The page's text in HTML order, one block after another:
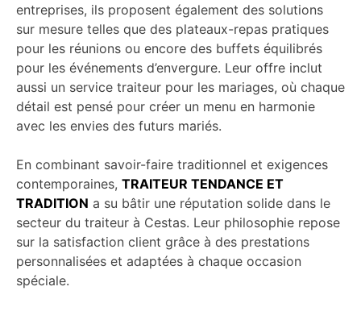
entreprises, ils proposent également des solutions
sur mesure telles que des plateaux-repas pratiques
pour les réunions ou encore des buffets équilibrés
pour les événements d’envergure. Leur offre inclut
aussi un service traiteur pour les mariages, où chaque
détail est pensé pour créer un menu en harmonie
avec les envies des futurs mariés.
En combinant savoir-faire traditionnel et exigences
contemporaines, TRAITEUR TENDANCE ET
TRADITION a su bâtir une réputation solide dans le
secteur du traiteur à Cestas. Leur philosophie repose
sur la satisfaction client grâce à des prestations
personnalisées et adaptées à chaque occasion
spéciale.